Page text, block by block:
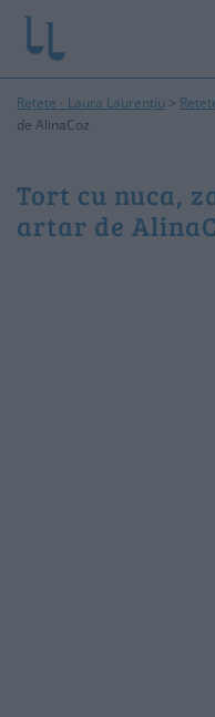
Rețete - Laura Laurențiu >
de AlinaCoz
Tort cu nuca,
artar de